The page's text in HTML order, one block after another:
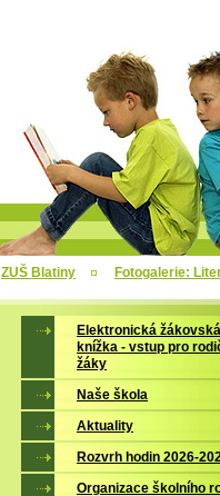
ZUŠ Blatiny Fotogalerie:
Elektronická žákovská
knížka - vstup pro
žáky
Naše škola
Aktuality
Rozvrh hodin 2026-
Organizace školního